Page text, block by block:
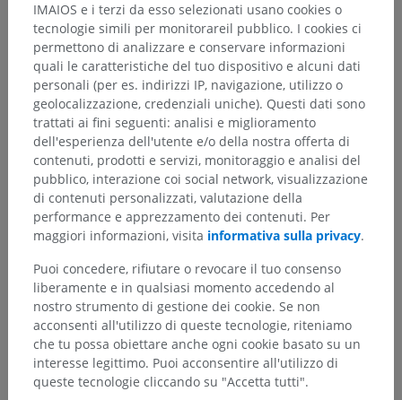
Gerarchia anatomica
Anatomia umana 2
Corpo umano> Apparati muscoloscheletrici >
Sistema muscolare>
Parte cranica del sistema muscolare>
Muscoli della testa>
Muscoli intrinseci del padiglione auricolare>
Muscolo grande dell'elice
Strutture sottostanti:Non sono presenti strutture
IMAIOS e i terzi da esso selezionati usano cookies o
tecnologie simili per monitorareil pubblico. I cookies ci
permettono di analizzare e conservare informazioni
quali le caratteristiche del tuo dispositivo e alcuni dati
personali (per es. indirizzi IP, navigazione, utilizzo o
geolocalizzazione, credenziali uniche). Questi dati sono
trattati ai fini seguenti: analisi e miglioramento
dell'esperienza dell'utente e/o della nostra offerta di
contenuti, prodotti e servizi, monitoraggio e analisi del
pubblico, interazione coi social network, visualizzazione
di contenuti personalizzati, valutazione della
performance e apprezzamento dei contenuti. Per
maggiori informazioni, visita informativa sulla privacy.
Puoi concedere, rifiutare o revocare il tuo consenso
liberamente e in qualsiasi momento accedendo al
nostro strumento di gestione dei cookie. Se non
acconsenti all'utilizzo di queste tecnologie, riteniamo
che tu possa obiettare anche ogni cookie basato su un
interesse legittimo. Puoi acconsentire all'utilizzo di
queste tecnologie cliccando su "Accetta tutti".